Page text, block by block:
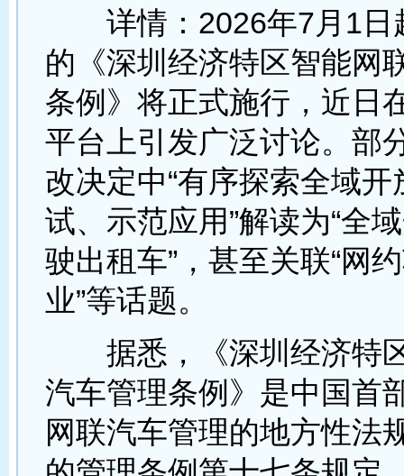
详情：2026年7月1日
的《深圳经济特区智能网
条例》将正式施行，近日
平台上引发广泛讨论。部
改决定中“有序探索全域开
试、示范应用”解读为“全
驶出租车”，甚至关联“网
业”等话题。
据悉，《深圳经济特
汽车管理条例》是中国首
网联汽车管理的地方性法